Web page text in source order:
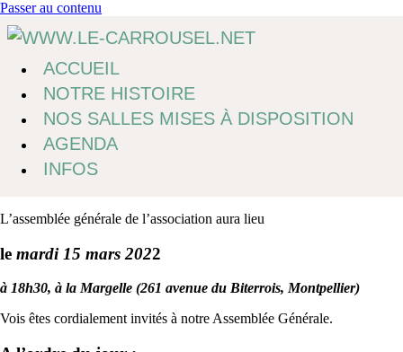
Passer au contenu
ACCUEIL
NOTRE HISTOIRE
NOS SALLES MISES À DISPOSITION
AGENDA
INFOS
L’assemblée générale de l’association aura lieu
le mardi 15 mars 2022
à 18h30, à la Margelle (261 avenue du Biterrois, Montpellier)
Vois êtes cordialement invités à notre Assemblée Générale.